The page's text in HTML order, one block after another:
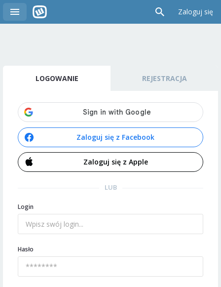
Zaloguj się
LOGOWANIE REJESTRACJA
Zaloguj się z Facebook
Zaloguj się z Apple
LUB
Login
Hasło